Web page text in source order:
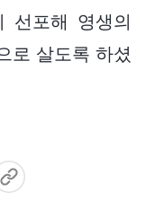
선포해 영생의
로 살도록 하셨